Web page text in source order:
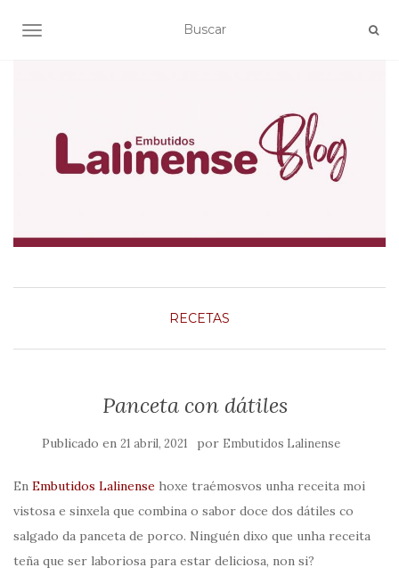
ALTERNAR NAVEGACIÓN
RECETAS
Panceta con dátiles
Publicado en 21 abril, 2021 por Embutidos Lalinense
En Embutidos Lalinense hoxe traémosvos unha receita moi
vistosa e sinxela que combina o sabor doce dos dátiles co
salgado da panceta de porco. Ninguén dixo que unha receita
teña que ser laboriosa para estar deliciosa, non si?